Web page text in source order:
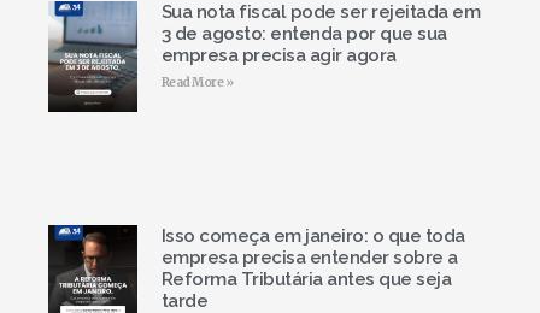
Sua nota fiscal pode ser rejeitada em
3 de agosto: entenda por que sua
empresa precisa agir agora
Read More »
Isso começa em janeiro: o que toda
empresa precisa entender sobre a
Reforma Tributária antes que seja
tarde